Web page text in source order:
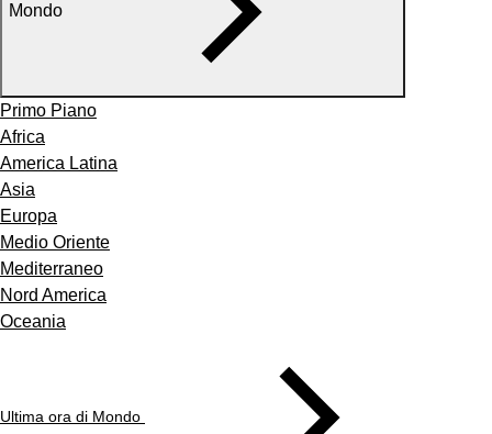
Mondo
Primo Piano
Africa
America Latina
Asia
Europa
Medio Oriente
Mediterraneo
Nord America
Oceania
Ultima ora di Mondo